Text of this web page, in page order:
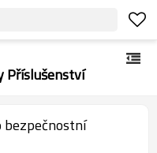
Příslušenství
bezpečnostní